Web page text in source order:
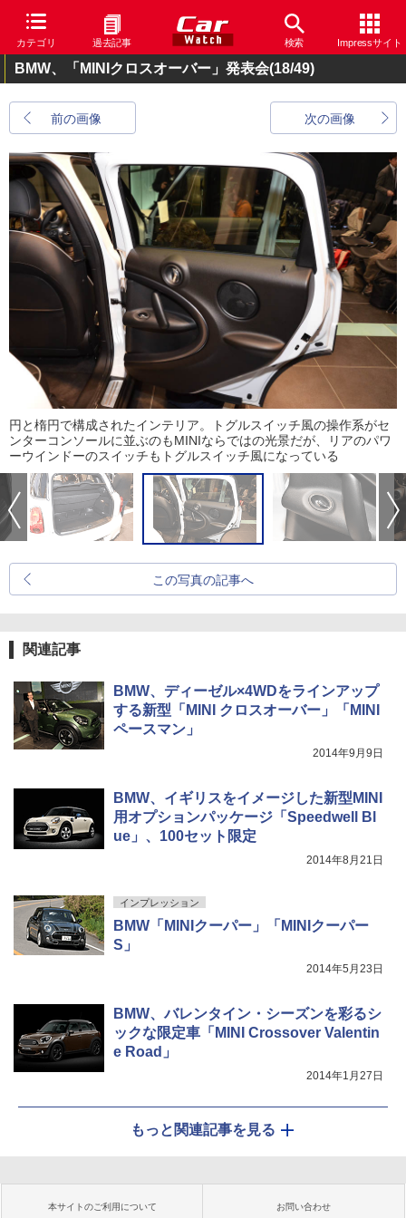
カテゴリ 過去記事 検索 Impressサイト
BMW、「MINIクロスオーバー」発表会(18/49)
前の画像 次の画像
円と楕円で構成されたインテリア。トグルスイッチ風の操作系がセ
ンターコンソールに並ぶのもMINIならではの光景だが、リアのパワ
ーウインドーのスイッチもトグルスイッチ風になっている
この写真の記事へ
関連記事
BMW、ディーゼル×4WDをラインアップ
する新型「MINI クロスオーバー」「MINI
ペースマン」
2014年9月9日
BMW、イギリスをイメージした新型MINI
用オプションパッケージ「Speedwell Bl
ue」、100セット限定
2014年8月21日
インプレッション
BMW「MINIクーパー」「MINIクーパー
S」
2014年5月23日
BMW、バレンタイン・シーズンを彩るシ
ックな限定車「MINI Crossover Valentin
e Road」
2014年1月27日
もっと関連記事を見る
本サイトのご利用について お問い合わせ